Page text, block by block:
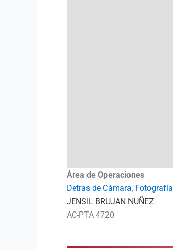
Área de Operaciones
Detras de Cámara, Fotografía
JENSIL BRUJAN NUÑEZ
AC-PTA 4720